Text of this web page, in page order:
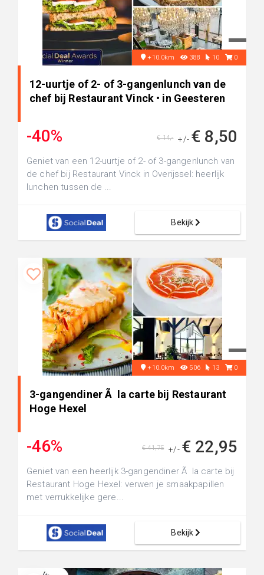
+10.0km 388 10 0
12-uurtje of 2- of 3-gangenlunch van de
chef bij Restaurant Vinck • in Geesteren
-40% +/- € 8,50
€ 14,-
Geniet van een 12-uurtje of 2- of 3-gangenlunch van
de chef bij Restaurant Vinck in Overijssel: heerlijk
lunchen tussen de ...
Bekijk
+10.0km 506 13 0
3-gangendiner Ã la carte bij Restaurant
Hoge Hexel
-46% +/- € 22,95
€ 41,75
Geniet van een heerlijk 3-gangendiner Ã la carte bij
Restaurant Hoge Hexel: verwen je smaakpapillen
met verrukkelijke gere...
Bekijk